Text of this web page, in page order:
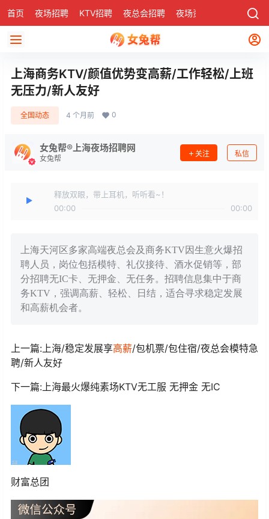
首页 夜场招聘 KTV招聘 夜总会招聘 夜场资讯 社区
上海商务KTV/颜值优势变高薪/工作轻松/上班
无压力/新人友好
全国动态 4 个月前 0
女兔帮®上海夜场招聘网
女兔帮
关注 私信
释放双眼，带上耳机，听听看~！
00:00
00:00
上海天河区多家高端夜总会及商务KTV因生意火爆招
聘人员，岗位包括模特、礼仪接待、酒水促销等，部
分招聘无IC卡、无押金、无任务。招聘信息集中于商
务KTV，强调高薪、轻松、日结，适合寻求稳定发展
和高薪机会者。
上一篇:上海/稳定发展享高薪/包机票/包住宿/夜总会模特急
聘/新人友好
下一篇:上海最火爆纯素场KTV无工服 无押金 无IC
财富总团